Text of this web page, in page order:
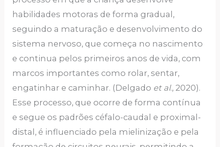
habilidades motoras de forma gradual,
seguindo a maturação e desenvolvimento do
sistema nervoso, que começa no nascimento
e continua pelos primeiros anos de vida, com
marcos importantes como rolar, sentar,
engatinhar e caminhar. (Delgado et al., 2020).
Esse processo, que ocorre de forma contínua
e segue os padrões céfalo-caudal e proximal-
distal, é influenciado pela mielinização e pela